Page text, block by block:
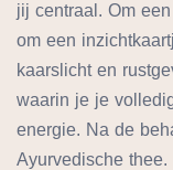
jij centraal. Om
om een
kaarslicht en
waarin je je
energie. Na de
Ayurvedische thee.